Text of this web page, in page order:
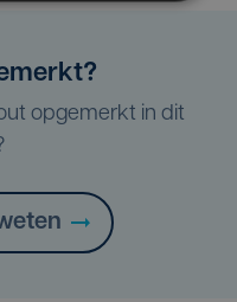
opgemerkt in dit